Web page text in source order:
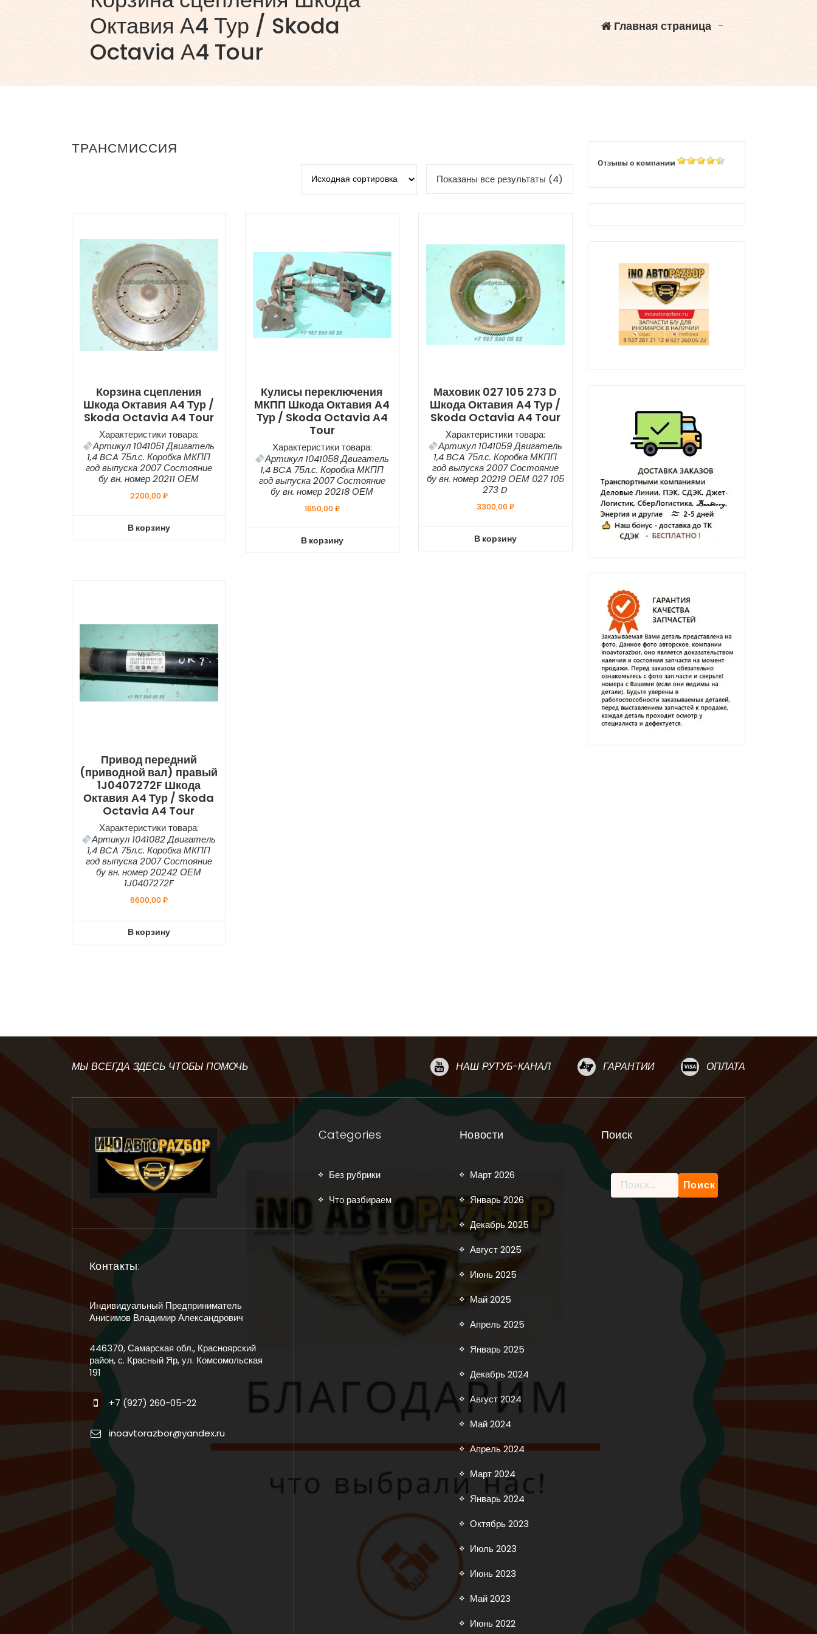
Октавия А4 Тур / Skoda
Octavia А4 Tour
Главная страница -
ТРАНСМИССИЯ
Показаны все результаты (4)
Корзина сцепления
Шкода Октавия А4 Тур /
Skoda Octavia А4 Tour
Характеристики товара:
Артикул 1041051 Двигатель
1,4 BCA 75л.с. Коробка МКПП
год выпуска 2007 Состояние
бу вн. номер 20211 ОЕМ
2200,00₽
В корзину
Кулисы переключения
МКПП Шкода Октавия А4
Тур / Skoda Octavia А4
Tour
Характеристики товара:
Артикул 1041058 Двигатель
1,4 BCA 75л.с. Коробка МКПП
год выпуска 2007 Состояние
бу вн. номер 20218 ОЕМ
1650,00₽
В корзину
Маховик 027 105 273 D
Шкода Октавия А4 Тур /
Skoda Octavia А4 Tour
Характеристики товара:
Артикул 1041059 Двигатель
1,4 BCA 75л.с. Коробка МКПП
год выпуска 2007 Состояние
бу вн. номер 20219 ОЕМ 027 105
273 D
3300,00₽
В корзину
Привод передний
(приводной вал) правый
1J0407272F Шкода
Октавия А4 Тур / Skoda
Octavia А4 Tour
Характеристики товара:
Артикул 1041082 Двигатель
1,4 BCA 75л.с. Коробка МКПП
год выпуска 2007 Состояние
бу вн. номер 20242 ОЕМ
1J0407272F
6600,00₽
В корзину
МЫ ВСЕГДА ЗДЕСЬ ЧТОБЫ ПОМОЧЬ НАШ РУТУБ-КАНАЛ ГАРАНТИИ ОПЛАТА
Контакты:
Индивидуальный Предприниматель
Анисимов Владимир Александрович
446370, Самарская обл., Красноярский
район, с. Красный Яр, ул. Комсомольская
191
+7 (927) 260-05-22
inoavtorazbor@yandex.ru
Categories
Без рубрики
Что разбираем
Новости
Март 2026
Январь 2026
Декабрь 2025
Август 2025
Июнь 2025
Май 2025
Апрель 2025
Январь 2025
Декабрь 2024
Август 2024
Май 2024
Апрель 2024
Март 2024
Январь 2024
Октябрь 2023
Июль 2023
Июнь 2023
Май 2023
Июнь 2022
Поиск
Найти: